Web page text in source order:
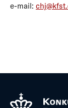
e-mail: